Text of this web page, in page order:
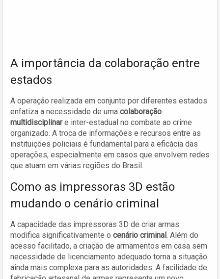
A importância da colaboração entre
estados
A operação realizada em conjunto por diferentes estados
enfatiza a necessidade de uma colaboração
multidisciplinare inter-estadual no combate ao crime
organizado. A troca de informações e recursos entre as
instituições policiais é fundamental para a eficácia das
operações, especialmente em casos que envolvem redes
que atuam em várias regiões do Brasil.
Como as impressoras 3D estão
mudando o cenário criminal
A capacidade das impressoras 3D de criar armas
modifica significativamente o cenário criminal. Além do
acesso facilitado, a criação de armamentos em casa sem
necessidade de licenciamento adequado torna a situação
ainda mais complexa para as autoridades. A facilidade de